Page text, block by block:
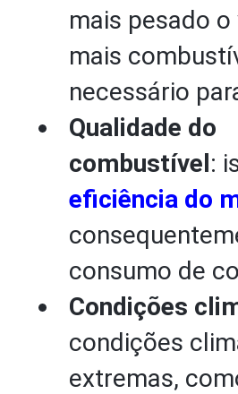
mais pesado
mais
necessário
Qualidade do
combustível:
eficiência do
consumo de
Condições
condições
extremas,